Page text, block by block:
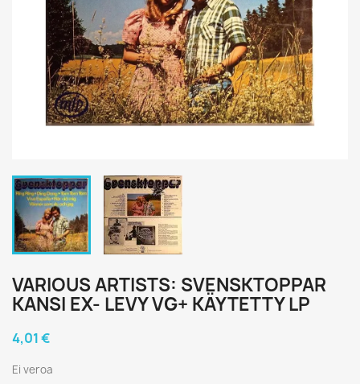
VARIOUS ARTISTS: SVENSKTOPPAR
KANSI EX- LEVY VG+ KÄYTETTY LP
4,01 €
Ei veroa